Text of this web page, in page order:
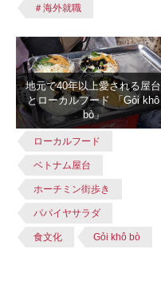
＃海外就職
地元で40年以上愛される屋台
とローカルフード 「Gỏi khô
bò」
ローカルフード
ベトナム屋台
ホーチミン街歩き
パパイヤサラダ
食文化 Gỏi khô bò